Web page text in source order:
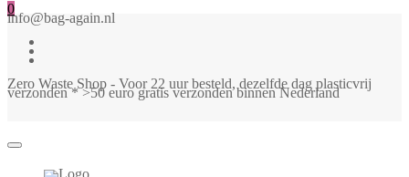
0
info@bag-again.nl
Zero Waste Shop - Voor 22 uur besteld, dezelfde dag plasticvrij
verzonden * >50 euro gratis verzonden binnen Nederland